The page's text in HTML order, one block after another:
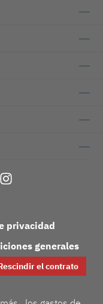
privacidad
generales
el contrato